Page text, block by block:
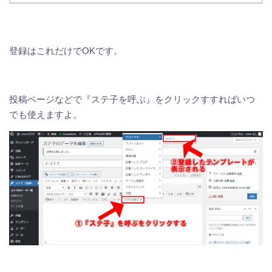
登録はこれだけでOKです。
投稿ページなどで『ステ子を呼ぶ』をクリックすすればいつ
でも使えますよ。